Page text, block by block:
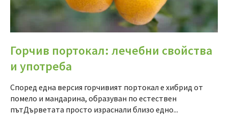
Горчив портокал: лечебни свойства
и употреба
Според една версия горчивият портокал е хибрид от
помело и мандарина, образуван по естествен
пътДърветата просто израснали близо едно...